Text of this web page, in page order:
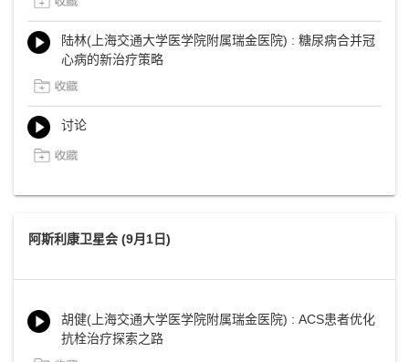
陆林(上海交通大学医学院附属瑞金医院) : 糖尿病合并冠
心病的新治疗策略
讨论
阿斯利康卫星会 (9月1日)
胡健(上海交通大学医学院附属瑞金医院) : ACS患者优化
抗栓治疗探索之路